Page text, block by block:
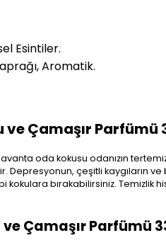
Esintiler.
Aromatik.
Çamaşır Parfümü
oda kokusu odanızın
Depresyonun, çeşitli kaygıların
bırakabilirsiniz.
Çamaşır Parfümü